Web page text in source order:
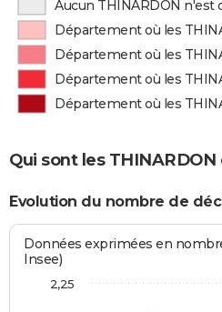
Aucun THINARDON n'est
Département où les
Département où les
Département où les
Département où les
Qui sont les
Evolution du nombre de
Données exprimées en
Insee)
2,25